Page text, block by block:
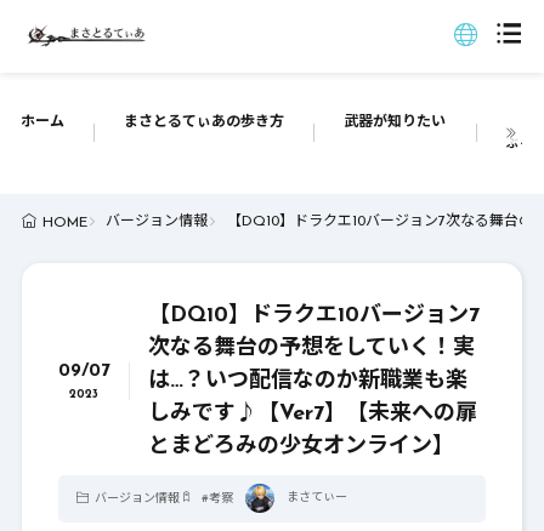
ホーム まさとるてぃあの歩き方 武器が知りたい
ぶっ
HOME バージョン情報 【DQ10】ドラクエ10バージョン7次なる舞台
09/07
2023
【DQ10】ドラクエ10バージョン7
次なる舞台の予想をしていく！実
は…？いつ配信なのか新職業も楽
しみです♪【Ver7】【未来への扉
とまどろみの少女オンライン】
バージョン情報 #考察 まさてぃー